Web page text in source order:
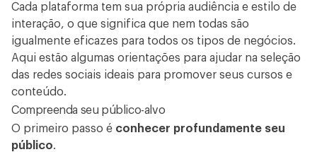
Cada plataforma tem sua própria audiência e estilo de
interação, o que significa que nem todas são
igualmente eficazes para todos os tipos de negócios.
Aqui estão algumas orientações para ajudar na seleção
das redes sociais ideais para promover seus cursos e
conteúdo.
Compreenda seu público-alvo
O primeiro passo é conhecer profundamente seu
público.